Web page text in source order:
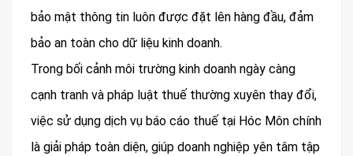
bảo mật thông tin luôn được đặt lên hàng đầu, đảm
bảo an toàn cho dữ liệu kinh doanh.
Trong bối cảnh môi trường kinh doanh ngày càng
cạnh tranh và pháp luật thuế thường xuyên thay đổi,
việc sử dụng dịch vụ báo cáo thuế tại Hóc Môn chính
là giải pháp toàn diện, giúp doanh nghiệp yên tâm tập